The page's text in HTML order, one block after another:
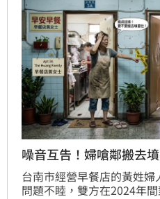
噪音互告！婦嗆鄰搬去
台南市經營早餐店的黃姓
問題不睦，雙方在2024年